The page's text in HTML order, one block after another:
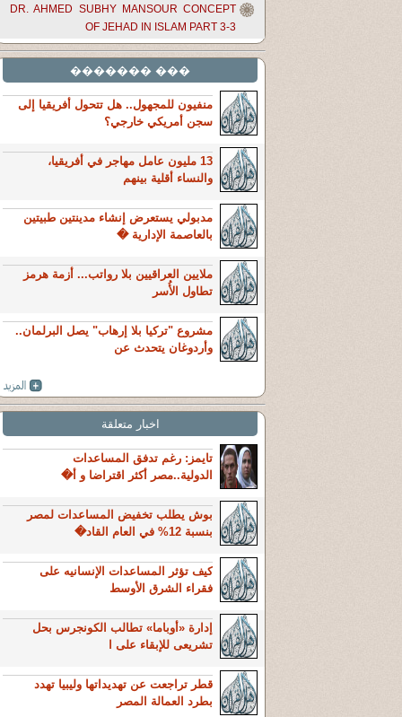
DR. AHMED SUBHY MANSOUR CONCEPT
OF JEHAD IN ISLAM PART 3-3
��� �������
منفيون للمجهول.. هل تتحول أفريقيا إلى
سجن أمريكي خارجي؟
13 مليون عامل مهاجر في أفريقيا،
والنساء أقلية بينهم
مدبولي يستعرض إنشاء مدينتين طبيتين
بالعاصمة الإدارية �
ملايين العراقيين بلا رواتب... أزمة هرمز
تطاول الأُسر
مشروع "تركيا بلا إرهاب" يصل البرلمان..
وأردوغان يتحدث عن
اخبار متعلقة
تايمز: رغم تدفق المساعدات
الدولية..مصر أكثر اقتراضا و أ�
بوش يطلب تخفيض المساعدات لمصر
بنسبة 12% في العام ‏القاد�
كيف تؤثر المساعدات الإنسانيه على
فقراء الشرق الأوسط
إدارة «أوباما» تطالب الكونجرس بحل
تشريعى للإبقاء على ا
قطر تراجعت عن تهديداتها وليبيا تهدد
بطرد العمالة المصر